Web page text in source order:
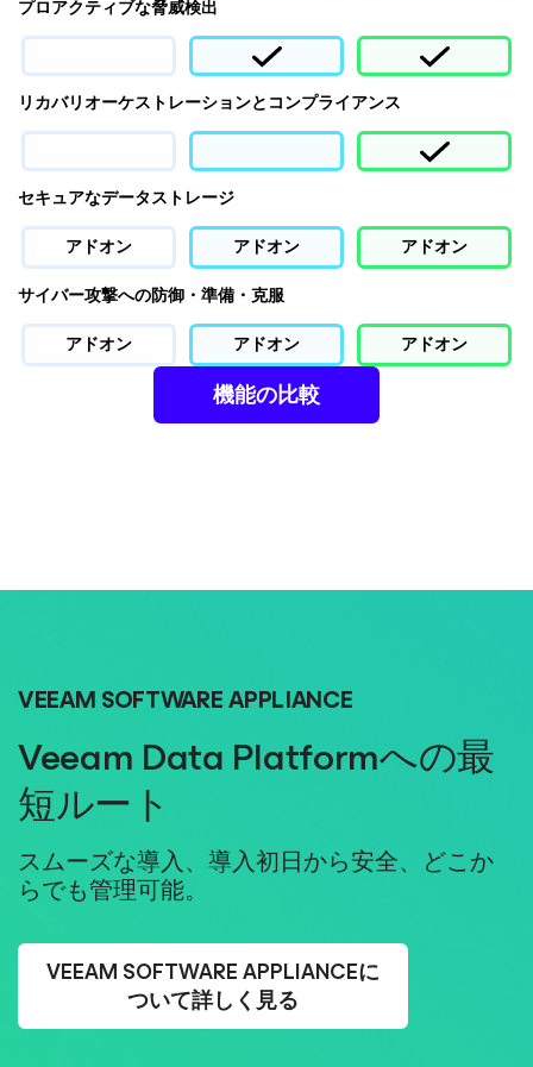
プロアクティブな脅威検出
リカバリオーケストレーションとコンプライアンス
セキュアなデータストレージ
アドオン
アドオン
アドオン
サイバー攻撃への防御・準備・克服
アドオン
アドオン アドオン
機能の比較
VEEAM SOFTWARE APPLIANCE
Veeam Data Platformへの最
短ルート
スムーズな導入、導入初日から安全、どこか
らでも管理可能。
VEEAM SOFTWARE APPLIANCEに
ついて詳しく見る